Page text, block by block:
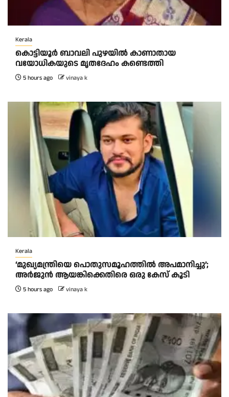
Kerala
കൊട്ടിയൂർ ബാവലി പുഴയിൽ കാണാതായ
വയോധികയുടെ മൃതദേഹം കണ്ടെത്തി
5 hours ago vinaya k
Kerala
‘മുഖ്യമന്ത്രിയെ പൊതുസമൂഹത്തിൽ അപമാനിച്ചു’;
അർജുൻ ആയങ്കിക്കെതിരെ ഒരു കേസ് കൂടി
5 hours ago vinaya k